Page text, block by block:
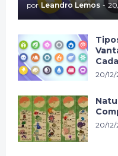
por Leandro Lemos -
20/
20/